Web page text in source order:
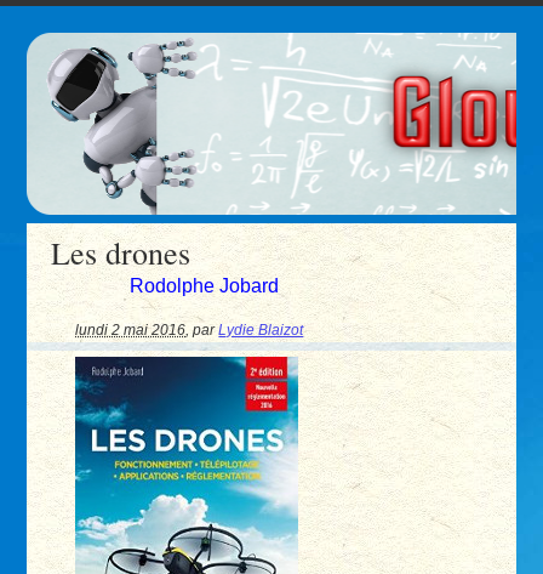
Les drones
Rodolphe Jobard
lundi 2 mai 2016 ,parLydie Blaizot